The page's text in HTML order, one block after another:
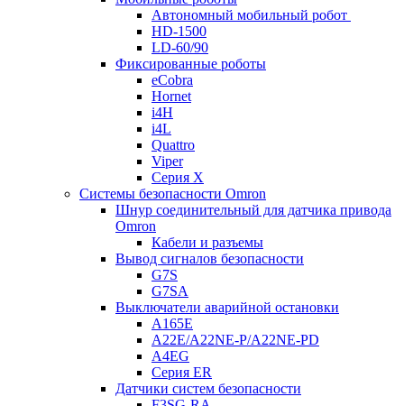
Автономный мобильный робот
HD-1500
LD-60/90
Фиксированные роботы
eCobra
Hornet
i4H
i4L
Quattro
Viper
Серия X
Системы безопасности Omron
Шнур соединительный для датчика привода
Omron
Кабели и разъемы
Вывод сигналов безопасности
G7S
G7SA
Выключатели аварийной остановки
A165E
A22E/A22NE-P/A22NE-PD
A4EG
Серия ER
Датчики систем безопасности